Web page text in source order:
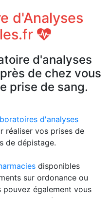
d'Analyses
d'analyses
de chez vous
prise de sang.
d'analyses
réaliser vos prises de
de dépistage.
disponibles
sur ordonance ou
également vous